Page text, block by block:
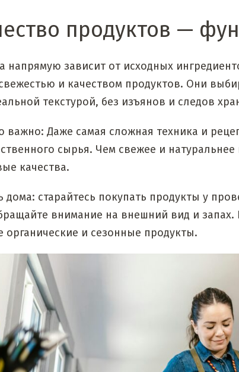
продуктов —
напрямую зависит от исходных
и качеством продуктов. Они
текстурой, без изъянов и следов
важно: Даже самая сложная техника и
сырья. Чем свежее и
качества.
дома: старайтесь покупать продукты у
внимание на внешний вид и запах.
органические и сезонные продукты.